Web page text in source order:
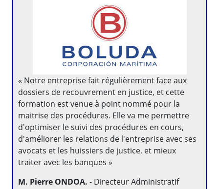
« Notre entreprise fait régulièrement face aux
dossiers de recouvrement en justice, et cette
formation est venue à point nommé pour la
maitrise des procédures. Elle va me permettre
d'optimiser le suivi des procédures en cours,
d'améliorer les relations de l'entreprise avec ses
avocats et les huissiers de justice, et mieux
traiter avec les banques »
M. Pierre ONDOA. - Directeur Administratif